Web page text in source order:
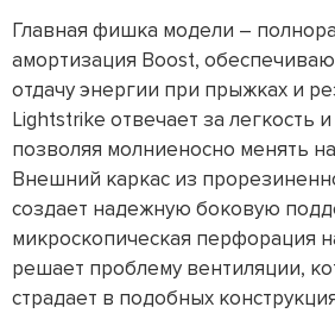
Главная фишка модели –
амортизация Boost,
отдачу энергии при прыжках и
Lightstrike отвечает за легкость
позволяя молниеносно менять
Внешний каркас из
создает надежную боковую
микроскопическая перфорация
решает проблему вентиляции,
страдает в подобных